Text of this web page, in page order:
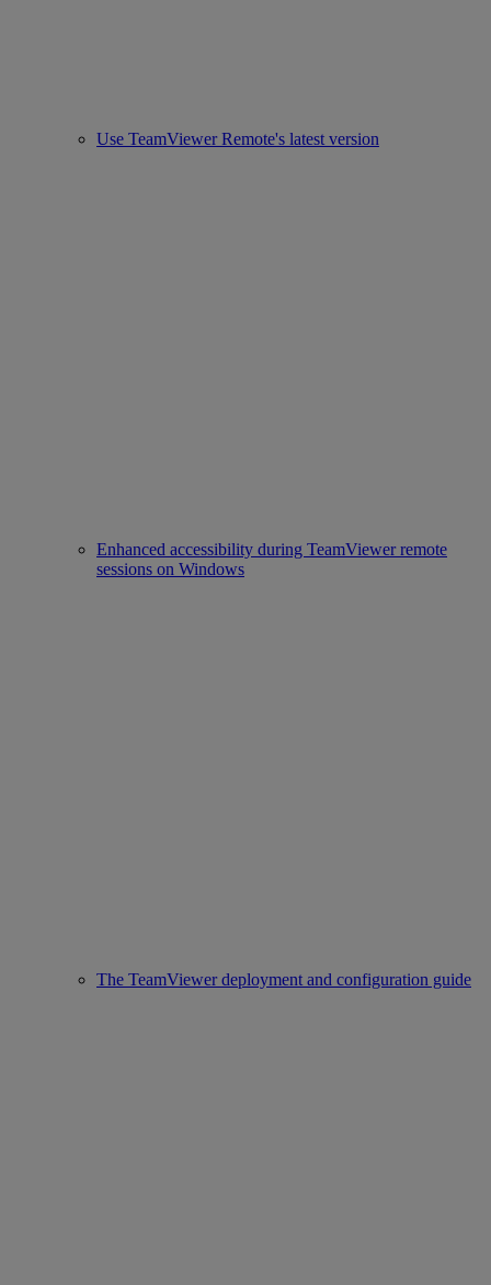
Use TeamViewer Remote's latest version
Enhanced accessibility during TeamViewer remote
sessions on Windows
The TeamViewer deployment and configuration guide